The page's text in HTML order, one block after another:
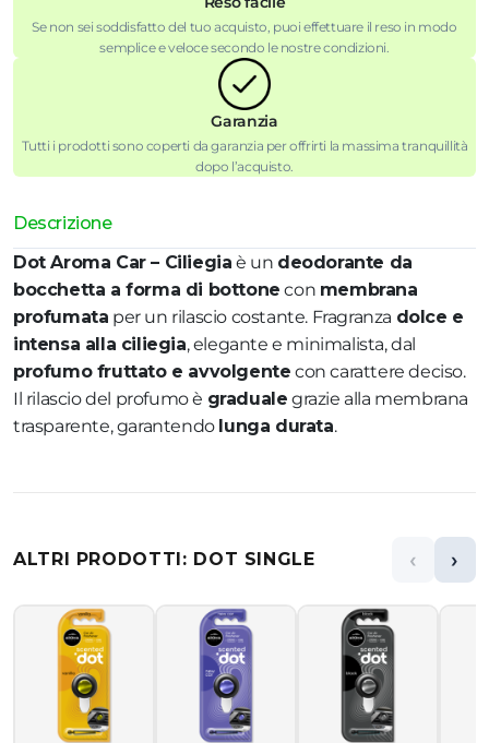
Se non sei soddisfatto del tuo acquisto, puoi effettuare il reso in modo
semplice e veloce secondo le nostre condizioni.
Garanzia
Tutti i prodotti sono coperti da garanzia per offrirti la massima tranquillità
dopo l’acquisto.
Descrizione
Dot Aroma Car – Ciliegia è un deodorante da
bocchetta a forma di bottone con membrana
profumata per un rilascio costante. Fragranza dolce e
intensa alla ciliegia, elegante e minimalista, dal
profumo fruttato e avvolgente con carattere deciso.
Il rilascio del profumo è graduale grazie alla membrana
trasparente, garantendo lunga durata.
ALTRI PRODOTTI: DOT SINGLE ‹ ›